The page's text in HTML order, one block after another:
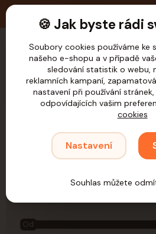
Samohýl Suchá Ryba
Ryba
Od
🍪 Jak byste rádi
Soubory cookies používáme ke
našeho e-shopu a v případě
sledování statistik o webu,
reklamních kampaní,
nastavení při používání
odpovídajících vašim
cookies
Nastavení
Souhlas můžete